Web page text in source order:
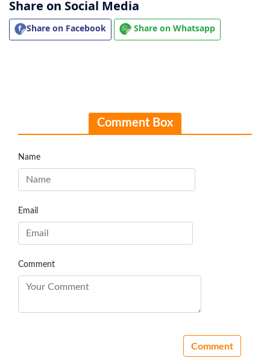
Share on Social Media
Share on Facebook Share on Whatsapp
Comment Box
Name
Email
Comment